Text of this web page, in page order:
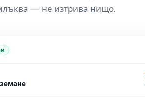
— не изтрива нищо.